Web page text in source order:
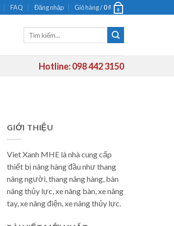
FAQ Đăng nhập Giỏ hàng /0₫ 0
Hotline: 098 442 3150
GIỚI THIỆU
Viet Xanh MHE là nhà cung cấp
thiết bị nâng hàng đầu như thang
nâng người, thang nâng hàng, bàn
nâng thủy lực, xe nâng bàn, xe nâng
tay, xe nâng điện, xe nâng thủy lực.